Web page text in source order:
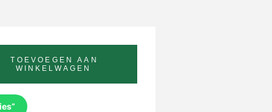
TOEVOEGEN AAN
WINKELWAGEN